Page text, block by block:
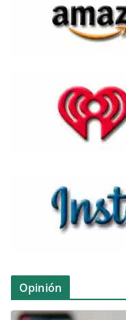
Opinión